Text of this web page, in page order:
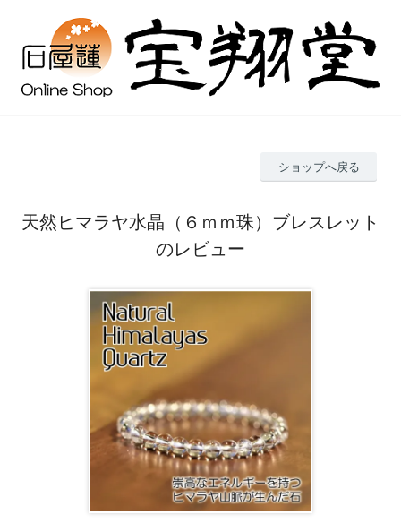
ショップへ戻る
天然ヒマラヤ水晶（６ｍｍ珠）ブレスレット
のレビュー